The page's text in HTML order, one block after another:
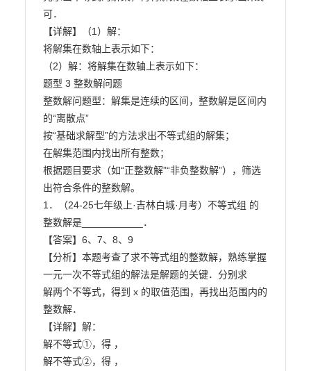
可．
【详解】（1）解：
将解集在数轴上表示如下：
（2）解：将解集在数轴上表示如下：
题型 3 整数解问题
整数解问题型：解集是连续的区间，整数解是区间内
的“离散点”
按“基础求解型”的方法求出不等式组的解集；
在解集范围内找出所有整数；
根据题目要求（如“正整数解”“非负整数解”），筛选
出符合条件的整数解。
1．（24-25七年级上·吉林白城·月考）不等式组 的
整数解是___________．
【答案】6、7、8、9
【分析】本题考查了求不等式组的整数解，熟练掌握
一元一次不等式组的解法是解题的关键．分别求
解两个不等式，得到 x 的取值范围，再找出范围内的
整数解．
【详解】解：
解不等式①，得 ，
解不等式②，得 ，